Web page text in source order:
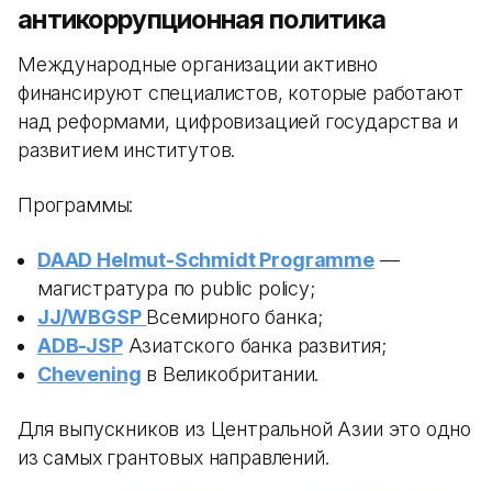
антикоррупционная политика
Международные организации активно
финансируют специалистов, которые работают
над реформами, цифровизацией государства и
развитием институтов.
Программы:
DAAD Helmut-Schmidt Programme—
магистратура по public policy;
JJ/WBGSP Всемирного банка;
ADB-JSPАзиатского банка развития;
Chevening в Великобритании.
Для выпускников из Центральной Азии это одно
из самых грантовых направлений.